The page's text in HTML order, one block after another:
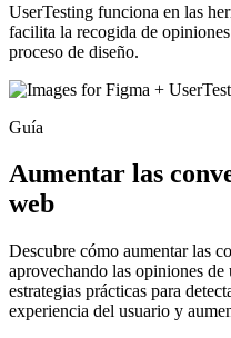
UserTesting funciona en las
facilita la recogida de
proceso de diseño.
Guía
Aumentar las
web
Descubre cómo aumentar las
aprovechando las opiniones de
estrategias prácticas para
experiencia del usuario y